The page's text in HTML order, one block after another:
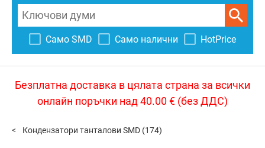
Само SMD Само налични HotPrice
Безплатна доставка в цялата страна за всички
онлайн поръчки над 40.00 € (без ДДС)
Кондензатори танталови SMD (174)